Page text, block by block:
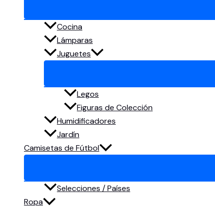
Cocina
Lámparas
Juguetes
Legos
Figuras de Colección
Humidificadores
Jardín
Camisetas de Fútbol
Selecciones / Países
Ropa